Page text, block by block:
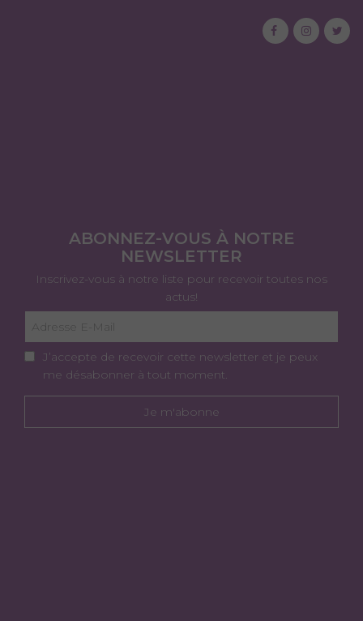
ABONNEZ-VOUS À NOTRE
NEWSLETTER
Inscrivez-vous à notre liste pour recevoir toutes nos
actus!
J’accepte de recevoir cette newsletter et je peux
me désabonner à tout moment.
Je m'abonne